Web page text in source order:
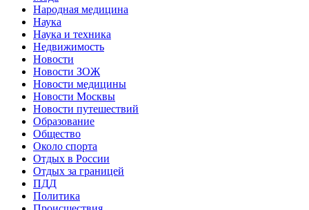
Народная медицина
Наука
Наука и техника
Недвижимость
Новости
Новости ЗОЖ
Новости медицины
Новости Москвы
Новости путешествий
Образование
Общество
Около спорта
Отдых в России
Отдых за границей
ПДД
Политика